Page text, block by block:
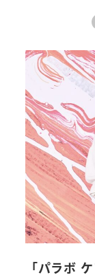
「パラボ